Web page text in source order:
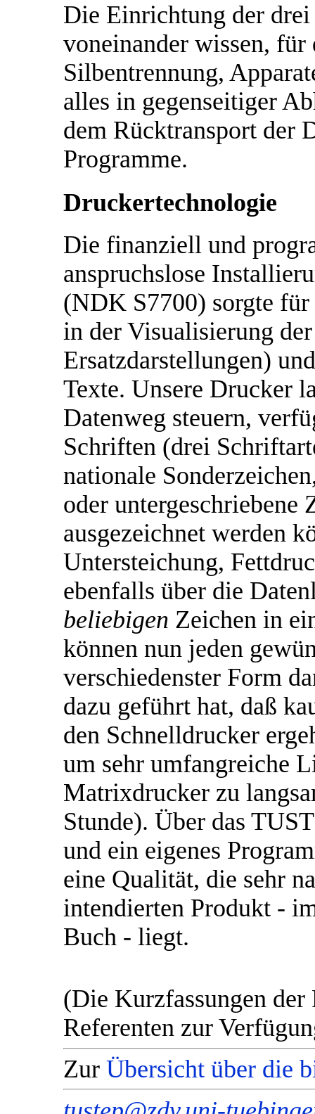
Die Einrichtung der drei
voneinander wissen,
Silbentrennung,
alles in gegenseitiger
dem Rücktransport der
Programme.
Druckertechnologie
Die finanziell und
anspruchslose
(NDK S7700) sorgte
in der Visualisierung
Ersatzdarstellungen)
Texte. Unsere Drucker
Datenweg steuern,
Schriften (drei
nationale
oder
ausgezeichnet werden
Untersteichung,
ebenfalls über die
beliebigen Zeichen in
können nun jeden
verschiedenster Form
dazu geführt hat, daß
den Schnelldrucker
um sehr umfangreiche
Matrixdrucker zu
Stunde). Über das
und ein eigenes
eine Qualität, die sehr
intendierten Produkt -
Buch - liegt.
(Die Kurzfassungen der
Referenten zur
Zur Übersicht über die